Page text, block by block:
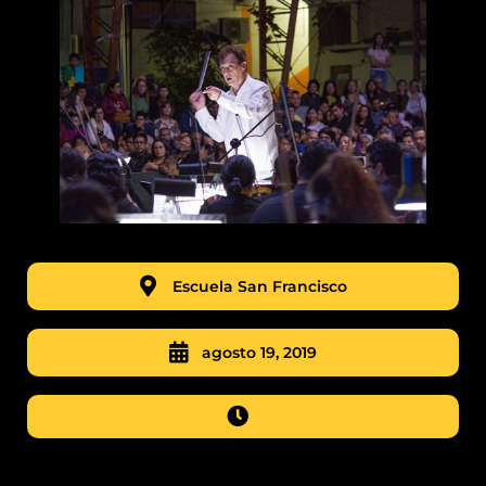
Escuela San Francisco
agosto 19, 2019